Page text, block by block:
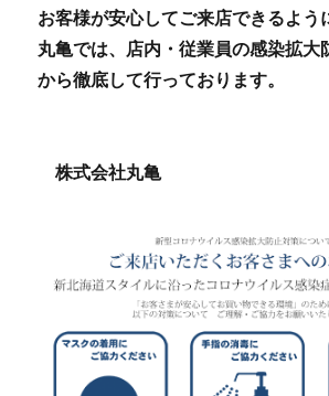
お客様が安心してご来店できるよう
丸亀では、店内・従業員の感染拡大
から徹底して行っております。
株式会社丸亀